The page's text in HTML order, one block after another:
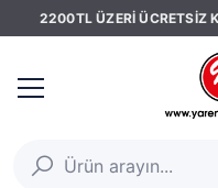
2200TL ÜZERİ ÜCRETSİZ